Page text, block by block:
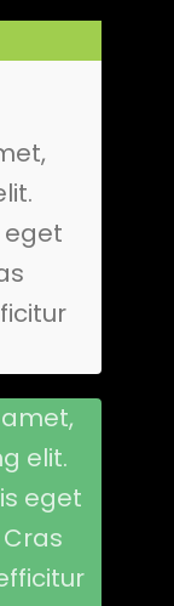
eget
elit.
eget